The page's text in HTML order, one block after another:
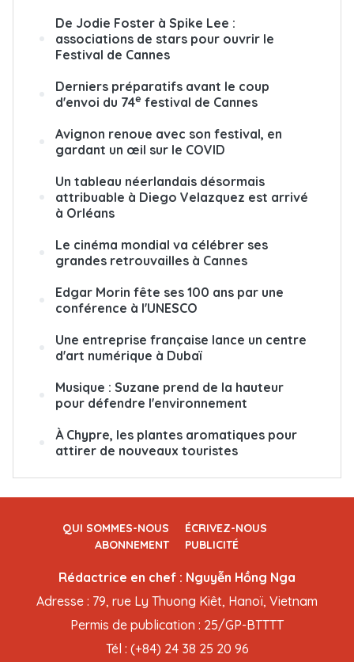
De Jodie Foster à Spike Lee :
associations de stars pour ouvrir le
Festival de Cannes
Derniers préparatifs avant le coup
d'envoi du 74e festival de Cannes
Avignon renoue avec son festival, en
gardant un œil sur le COVID
Un tableau néerlandais désormais
attribuable à Diego Velazquez est arrivé
à Orléans
Le cinéma mondial va célébrer ses
grandes retrouvailles à Cannes
Edgar Morin fête ses 100 ans par une
conférence à l'UNESCO
Une entreprise française lance un centre
d'art numérique à Dubaï
Musique : Suzane prend de la hauteur
pour défendre l'environnement
À Chypre, les plantes aromatiques pour
attirer de nouveaux touristes
QUI SOMMES-NOUS
ÉCRIVEZ-NOUS
ABONNEMENT
PUBLICITÉ
Rédactrice en chef : Nguyễn Hồng Nga
Adresse : 79, rue Ly Thuong Kiêt, Hanoï, Vietnam
Permis de publication : 25/GP-BTTTT
Tél : (+84) 24 38 25 20 96